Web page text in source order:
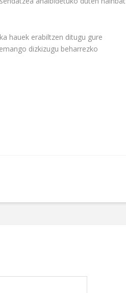
hauek erabiltzen ditugu gure
dizkizugu beharrezko